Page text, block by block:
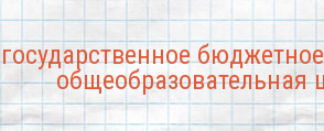
государственное
общеобразовательная